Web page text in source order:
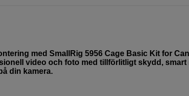
med SmallRig 5956 Cage Basic Kit for
video och foto med tillförlitligt skydd,
din kamera.